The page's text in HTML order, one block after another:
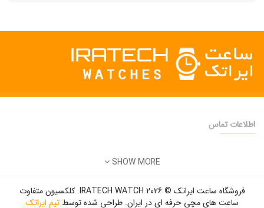
ساعت مچی سوئیسی SLOW "AM/PM" – 01..
12,500,000 تومان
اطلاعات تماس
ایمیل:
زمان کاری:8 صبح تا 5 عصر
SHOW MORE
فروشگاه ساعت ایراتک © 2026 IRATECH WATCH. کلکسیون متفاوت
ساعت های مچی حرفه ای در ایران. طراحی شده توسطتیم ایراتک